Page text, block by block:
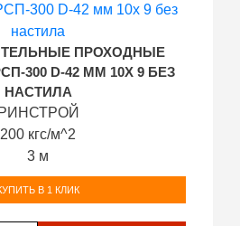
ПРОХОДНЫЕ
300 D-42 ММ 10Х 9 БЕЗ
НАСТИЛА
РИНСТРОЙ
200 кгс/м^2
3 м
В 1 КЛИК